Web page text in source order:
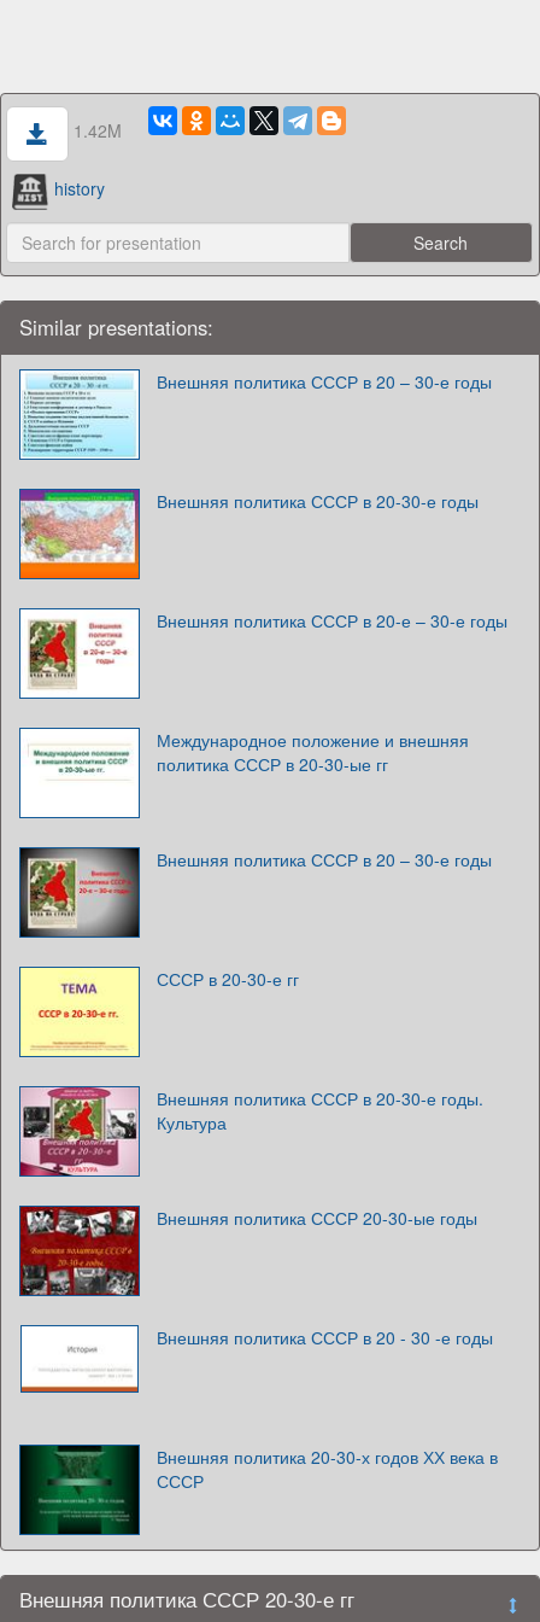
1.42M
history
Similar presentations:
Внешняя политика СССР в 20 – 30-е годы
Внешняя политика СССР в 20-30-е годы
Внешняя политика СССР в 20-е – 30-е годы
Международное положение и внешняя
политика СССР в 20-30-ые гг
Внешняя политика СССР в 20 – 30-е годы
СССР в 20-30-е гг
Внешняя политика СССР в 20-30-е годы.
Культура
Внешняя политика СССР 20-30-ые годы
Внешняя политика СССР в 20 - 30 -е годы
Внешняя политика 20-30-х годов ХХ века в
СССР
Внешняя политика СССР 20-30-е гг